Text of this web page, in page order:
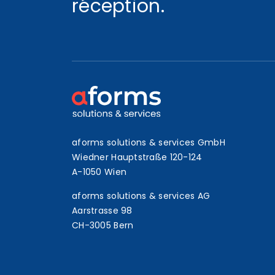
réception.
aforms solutions & services GmbH
Wiedner Hauptstraße 120-124
A-1050 Wien
aforms solutions & services AG
Aarstrasse 98
CH-3005 Bern